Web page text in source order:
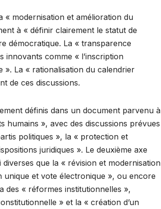
« modernisation et amélioration du
à « définir clairement le statut de
démocratique. La « transparence
innovants comme « l’inscription
». La « rationalisation du calendrier
de ces discussions.
définis dans un document parvenu à
humains », avec des discussions prévues
politiques », la « protection et
juridiques ». Le deuxième axe
que la « révision et modernisation
et vote électronique », ou encore
des « réformes institutionnelles »,
» et la « création d’un